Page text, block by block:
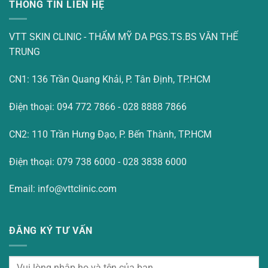
THÔNG TIN LIÊN HỆ
VTT SKIN CLINIC - THẨM MỸ DA PGS.TS.BS VĂN THẾ
TRUNG
CN1: 136 Trần Quang Khải, P. Tân Định, TP.HCM
Điện thoại: 094 772 7866 - 028 8888 7866
CN2: 110 Trần Hưng Đạo, P. Bến Thành, TP.HCM
Điện thoại: 079 738 6000 - 028 3838 6000
Email: info@vttclinic.com
ĐĂNG KÝ TƯ VẤN